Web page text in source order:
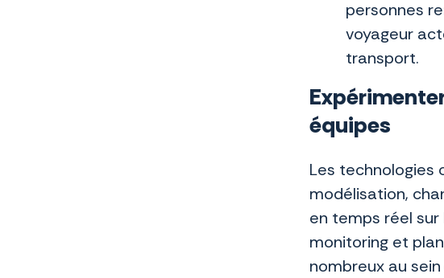
personnes
voyageur
transport.
équipes
Les technologies
modélisation,
en temps réel sur
monitoring et
nombreux au